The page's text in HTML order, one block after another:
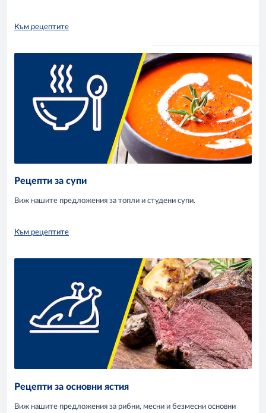
Към рецептите
Рецепти за супи
Виж нашите предложения за топли и студени супи.
Към рецептите
Рецепти за основни ястия
Виж нашите предложения за рибни, месни и безмесни основни